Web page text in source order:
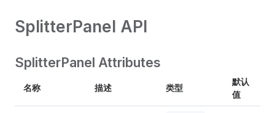
SplitterPanel API
SplitterPanel Attributes
名称 描述 类型
默认
值